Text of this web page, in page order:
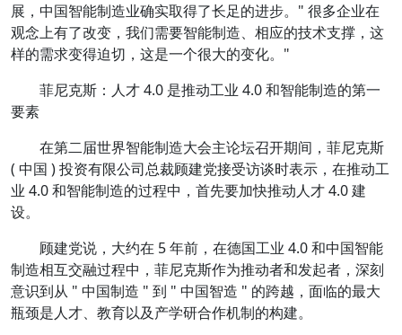
展，中国智能制造业确实取得了长足的进步。" 很多企业在
观念上有了改变，我们需要智能制造、相应的技术支撑，这
样的需求变得迫切，这是一个很大的变化。"
菲尼克斯：人才 4.0 是推动工业 4.0 和智能制造的第一
要素
在第二届世界智能制造大会主论坛召开期间，菲尼克斯
( 中国 ) 投资有限公司总裁顾建党接受访谈时表示，在推动工
业 4.0 和智能制造的过程中，首先要加快推动人才 4.0 建
设。
顾建党说，大约在 5 年前，在德国工业 4.0 和中国智能
制造相互交融过程中，菲尼克斯作为推动者和发起者，深刻
意识到从 " 中国制造 " 到 " 中国智造 " 的跨越，面临的最大
瓶颈是人才、教育以及产学研合作机制的构建。